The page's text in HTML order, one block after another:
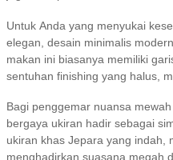
Untuk Anda yang menyukai
elegan, desain minimalis
makan ini biasanya memiliki
sentuhan finishing yang halus,
skandinavia. Dengan bahan
lama, meja ini tidak hanya
dan awet untuk di gunakan
Bagi penggemar nuansa
bergaya ukiran hadir sebagai
ukiran khas Jepara yang indah,
menghadirkan suasana megah